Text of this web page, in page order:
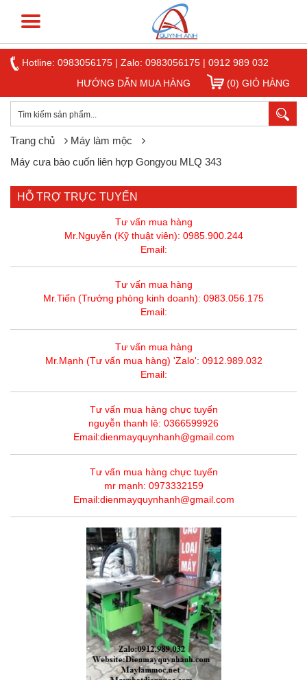
Hotline: 0983056175 | Zalo: 0983056175 | 0912 989 032
HƯỚNG DẪN MUA HÀNG
(0) GIỎ HÀNG
Trang chủ
Máy làm mộc
Máy cưa bào cuốn liên hợp Gongyou MLQ 343
HỖ TRỢ TRỰC TUYẾN
Tư vấn mua hàng
Mr.Nguyễn (Kỹ thuật viên): 0985.900.244
Email:
Tư vấn mua hàng
Mr.Tiến (Trưởng phòng kinh doanh): 0983.056.175
Email:
Tư vấn mua hàng
Mr.Mạnh (Tư vấn mua hàng) 'Zalo': 0912.989.032
Email:
Tư vấn mua hàng chực tuyến
nguyễn thanh lê: 0366599926
Email:dienmayquynhanh@gmail.com
Tư vấn mua hàng chực tuyến
mr mạnh: 0973332159
Email:dienmayquynhanh@gmail.com